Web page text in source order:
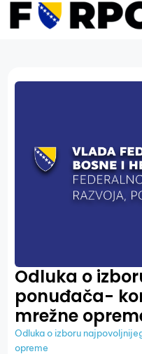
Odluka o
ponuđača-
mrežne
Odluka o izboru
opreme